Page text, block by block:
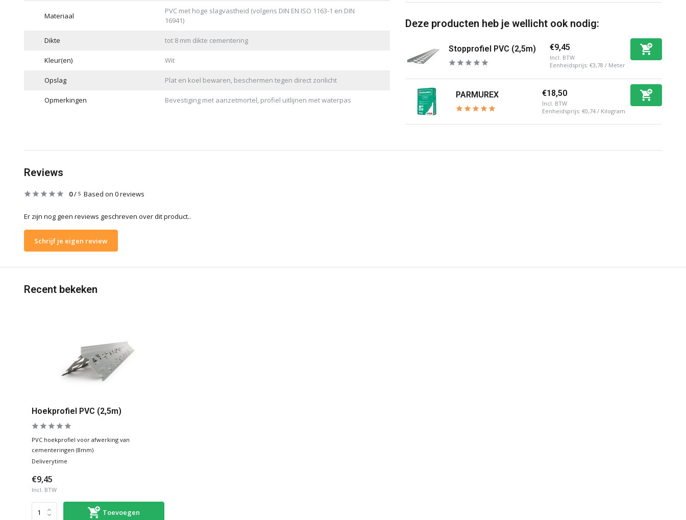
Materiaal
PVC met hoge slagvastheid (volgens DIN EN ISO 1163-1 en DIN
16941)
Dikte tot 8 mm dikte cementering
Kleur(en) Wit
Opslag Plat en koel bewaren, beschermen tegen direct zonlicht
Opmerkingen Bevestiging met aanzetmortel, profiel uitlijnen met waterpas
Deze producten heb je wellicht ook nodig:
Stopprofiel PVC (2,5m) €9,45
Incl. BTW
Eenheidsprijs: €3,78 / Meter
PARMUREX €18,50
Incl. BTW
Eenheidsprijs: €0,74/ Kilogram
Reviews
0/ 5 Based on 0 reviews
Er zijn nog geen reviews geschreven over dit product..
Schrijf je eigen review
Recent bekeken
Hoekprofiel PVC (2,5m)
PVC hoekprofiel voor afwerking van
cementeringen (8mm)
Deliverytime
€9,45
Incl. BTW
Toevoegen